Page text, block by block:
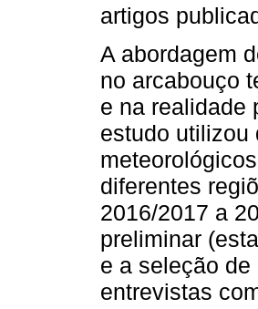
artigos
A abordagem
no arcabouço
e na realidade
estudo utilizou
diferentes
2016/2017 a
preliminar
e a seleção
entrevistas